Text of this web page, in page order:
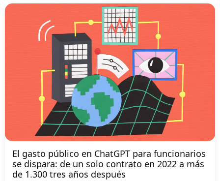
El gasto público en ChatGPT para funcionarios
se dispara: de un solo contrato en 2022 a más
de 1.300 tres años después